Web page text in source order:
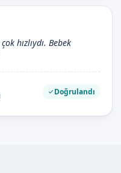
hızlıydı. Bebek
Doğrulandı